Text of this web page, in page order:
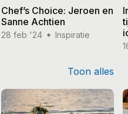
Chef’s Choice: Jeroen en
Sanne Achtien
28 feb '24 Inspiratie
Toon alles